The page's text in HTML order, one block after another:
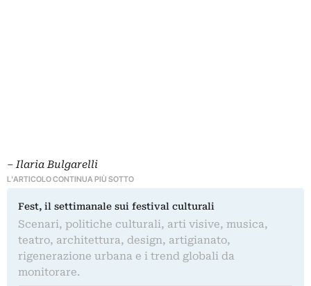
– Ilaria Bulgarelli
L'ARTICOLO CONTINUA PIÙ SOTTO
Fest, il settimanale sui festival culturali
Scenari, politiche culturali, arti visive, musica,
teatro, architettura, design, artigianato,
rigenerazione urbana e i trend globali da
monitorare.